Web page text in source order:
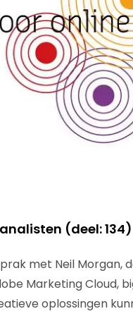
(deel: 134)
met Neil Morgan,
Marketing Cloud,
oplossingen